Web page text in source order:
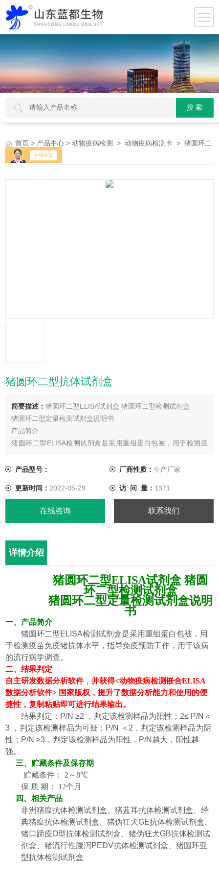
首页 > 产品中心 >动物疫病检测 >动物疫病检测卡 > 猪圆环二
型抗体试剂盒
猪圆环二型抗体试剂盒
简要描述：猪圆环二型ELISA试剂盒 猪圆环二型检测试剂盒
猪圆环二型定量检测试剂盒说明书
产品简介
猪圆环二型ELISA检测试剂盒是采用重组蛋白包被，用于检测疫
查。
贮藏条件： 2～8℃
产品型号： 厂商性质： 生产厂家
更新时间： 2022-05-29 访 问 量： 1371
在线咨询 联系我们
详情介绍
猪圆环二型ELISA试剂盒 猪圆
环二型检测试剂盒
猪圆环二型定量检测试剂盒说明
书
一、 产品简介
猪圆环二型ELISA检测试剂盒是采用重组蛋白包被，用
于检测疫苗免疫猪抗体水平 ，指导免疫预防工作， 用于该病
的流行病学调查。
二、结果判定
自主研发数据分析软件，并获得<动物疫病检测嵌合ELISA
数据分析软件> 国家版权，提升了数据分析能力和使用的便
捷性，复制粘贴即可进行结果输出。
结果判定： P/N ≥2 ，判定该检测样品为阳性； 2≤ P/N ＜
3
， 判定该检测样品为可疑 ； P/N ＜ 2 ， 判定该检测样品为阴
性 ； P/N ≥3 ， 判定该检测样品为阳性 ， P/N 越大，阳性越
强。
三、 贮藏条件及保存期
贮藏条件：
2 ～8℃
保 质 期： 12个月
四、相关产品
非洲猪瘟抗体检测试剂盒、猪蓝耳抗体检测试剂盒、经
典猪瘟抗体检测试剂盒、猪伪狂犬GE抗体检测试剂盒、
猪口蹄疫O型抗体检测试剂盒、猪伪狂犬GB抗体检测试
剂盒、猪流行性腹泻PEDV抗体检测试剂盒、猪圆环亚
型抗体检测试剂盒